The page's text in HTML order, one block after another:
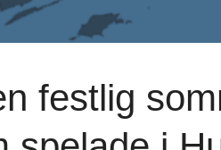
festlig